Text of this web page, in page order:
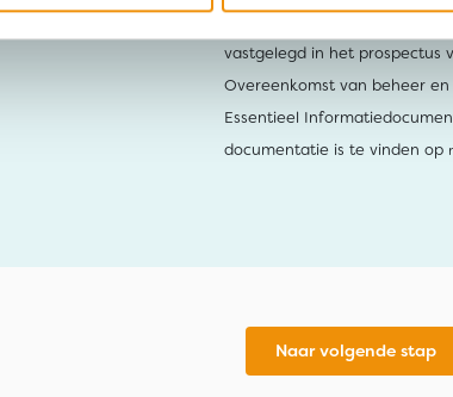
vastgelegd in het prospectus
Overeenkomst van beheer
Essentieel
documentatie is te vinden op
Naar volgende stap